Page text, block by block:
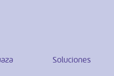
Soluciones